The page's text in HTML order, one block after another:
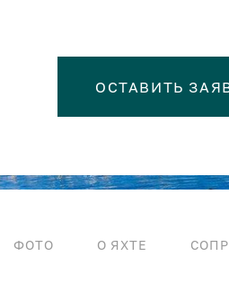
ОСТАВИТЬ
ФОТО О ЯХТЕ